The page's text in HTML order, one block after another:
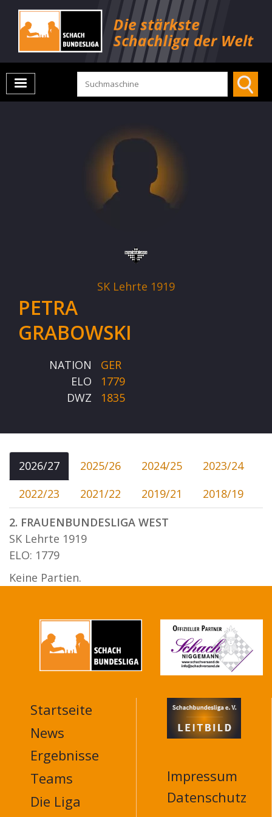
SK Lehrte 1919
PETRA
GRABOWSKI
NATION
GER
ELO
1779
DWZ
1835
2026/27 2025/26 2024/25
2023/24
2022/23
2021/22 2019/21
2018/19
2. FRAUENBUNDESLIGA WEST
SK Lehrte 1919
ELO: 1779
Keine Partien.
MAIN
NAVIGATION
FOOTER
Startseite
News
Ergebnisse
Teams
Die Liga
Impressum
Datenschutz